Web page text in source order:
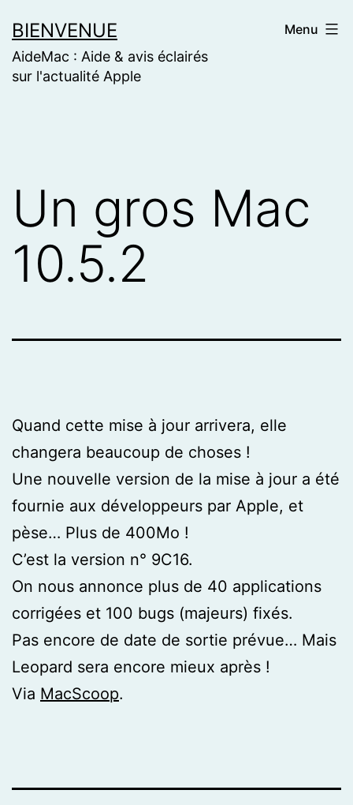
to
content
BIENVENUE
AideMac : Aide & avis éclairés
sur l'actualité Apple
Menu
Un gros Mac
10.5.2
Quand cette mise à jour arrivera, elle
changera beaucoup de choses !
Une nouvelle version de la mise à jour a été
fournie aux développeurs par Apple, et
pèse… Plus de 400Mo !
C’est la version n° 9C16.
On nous annonce plus de 40 applications
corrigées et 100 bugs (majeurs) fixés.
Pas encore de date de sortie prévue… Mais
Leopard sera encore mieux après !
Via MacScoop.